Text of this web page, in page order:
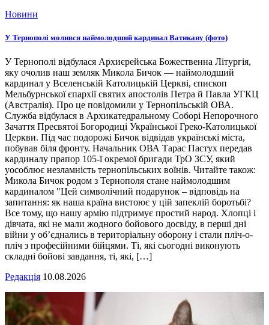
Новини
У Тернополі молився наймолодший кардинал Ватикану (фото)
У Тернополі відбулася Архиєрейська Божественна Літургія,
яку очолив наш земляк Микола Бичок — наймолодший
кардинал у Вселенській Католицькій Церкві, єпископ
Мельбурнської єпархії святих апостолів Петра й Павла УГКЦ
(Австралія). Про це повідомили у Тернопільській ОВА.
Служба відбулася в Архикатедральному Соборі Непорочного
Зачаття Пресвятої Богородиці Української Греко-Католицької
Церкви. Під час подорожі Бичок відвідав українські міста,
побував біля фронту. Начальник ОВА Тарас Пастух передав
кардиналу прапор 105-ї окремої бригади ТрО ЗСУ, який
уособлює незламність тернопільських воїнів. Читайте також:
Микола Бичок родом з Тернополя стане наймолодшим
кардиналом "Цей символічний подарунок – відповідь на
запитання: як наша країна вистоює у цій запеклій боротьбі?
Все тому, що нашу армію підтримує простий народ. Хлопці і
дівчата, які не мали жодного бойового досвіду, в перші дні
війни у об’єднались в територіальну оборону і стали пліч-о-
пліч з професійними бійцями. Ті, які сьогодні виконують
складні бойові завдання, ті, які, […]
Редакція 10.08.2026